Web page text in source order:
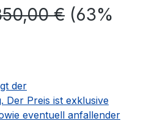
Preis:
€ (63%
der
Der Preis ist exklusive
eventuell anfallender